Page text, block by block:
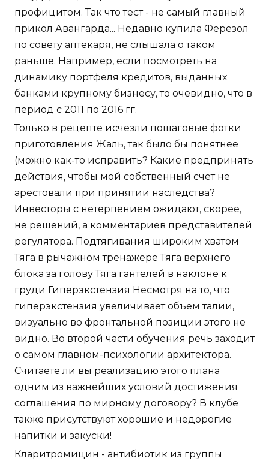
профицитом. Так что тест - не самый главный
прикол Авангарда... Недавно купила Ферезол
по совету аптекаря, не слышала о таком
раньше. Например, если посмотреть на
динамику портфеля кредитов, выданных
банками крупному бизнесу, то очевидно, что в
период с 2011 по 2016 гг.
Только в рецепте исчезли пошаговые фотки
приготовления Жаль, так было бы понятнее
(можно как-то исправить? Какие предпринять
действия, чтобы мой собственный счет не
арестовали при принятии наследства?
Инвесторы с нетерпением ожидают, скорее,
не решений, а комментариев представителей
регулятора. Подтягивания широким хватом
Тяга в рычажном тренажере Тяга верхнего
блока за голову Тяга гантелей в наклоне к
груди Гиперэкстензия Несмотря на то, что
гиперэкстензия увеличивает объем талии,
визуально во фронтальной позиции этого не
видно. Во второй части обучения речь заходит
о самом главном-психологии архитектора.
Считаете ли вы реализацию этого плана
одним из важнейших условий достижения
соглашения по мирному договору? В клубе
также присутствуют хорошие и недорогие
напитки и закуски!
Кларитромицин - антибиотик из группы